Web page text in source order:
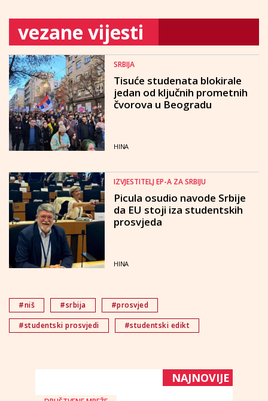
vezane vijesti
SRBIJA
Tisuće studenata blokirale
jedan od ključnih prometnih
čvorova u Beogradu
HINA
IZVJESTITELJ EP-A ZA SRBIJU
Picula osudio navode Srbije
da EU stoji iza studentskih
prosvjeda
HINA
#niš #srbija
#prosvjed
#studentski prosvjedi
#studentski edikt
NAJNOVIJE